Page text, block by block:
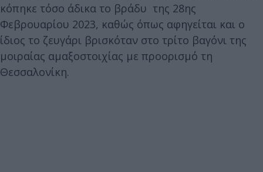
κόπηκε τόσο άδικα το βράδυ της 28ης
Φεβρουαρίου 2023, καθώς όπως αφηγείται και ο
ίδιος το ζευγάρι βρισκόταν στο τρίτο βαγόνι της
μοιραίας αμαξοστοιχίας με προορισμό τη
Θεσσαλονίκη.